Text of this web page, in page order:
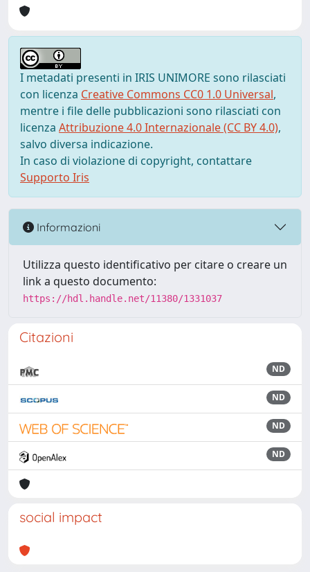
I metadati presenti in IRIS UNIMORE sono rilasciati
con licenza Creative Commons CC0 1.0 Universal,
mentre i file delle pubblicazioni sono rilasciati con
licenza Attribuzione 4.0 Internazionale (CC BY 4.0),
salvo diversa indicazione.
In caso di violazione di copyright, contattare
Supporto Iris
Informazioni
Utilizza questo identificativo per citare o creare un
link a questo documento:
https://hdl.handle.net/11380/1331037
Citazioni
ND
ND
ND
ND
social impact